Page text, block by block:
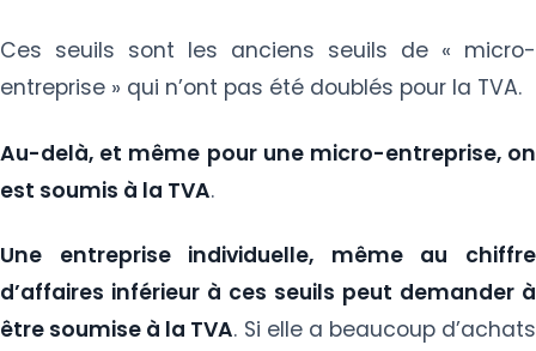
Ces seuils sont les anciens seuils de « micro-
entreprise » qui n’ont pas été doublés pour la TVA.
Au-delà, et même pour une micro-entreprise, on
est soumis à la TVA.
Une entreprise individuelle, même au chiffre
d’affaires inférieur à ces seuils peut demander à
être soumise à la TVA. Si elle a beaucoup d’achats